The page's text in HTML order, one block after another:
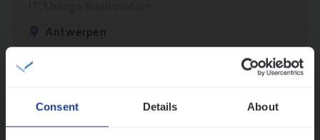
Consent Details About
Antwerpen
Lees onze verhalen
Meer dan collega’s: hoe Julie en Aurélie elkaar